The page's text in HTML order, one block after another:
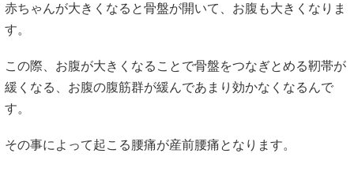
赤ちゃんが大きくなると骨盤が開いて、お腹も大きくなりま
す。
この際、お腹が大きくなることで骨盤をつなぎとめる靭帯が
緩くなる、お腹の腹筋群が緩んであまり効かなくなるんで
す。
その事によって起こる腰痛が産前腰痛となります。